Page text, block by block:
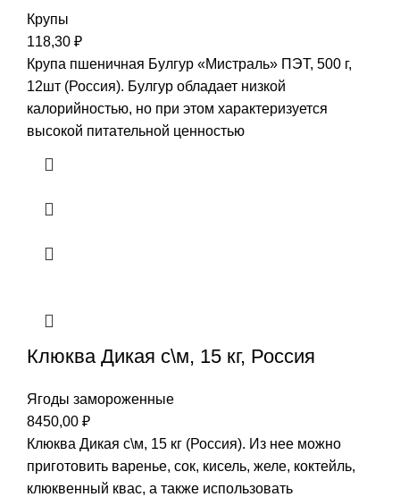
Крупы
118,30 ₽
Крупа пшеничная Булгур «Мистраль» ПЭТ, 500 г,
12шт (Россия). Булгур обладает низкой
калорийностью, но при этом характеризуется
высокой питательной ценностью
Клюква Дикая с\м, 15 кг, Россия
Ягоды замороженные
8450,00 ₽
Клюква Дикая с\м, 15 кг (Россия). Из нее можно
приготовить варенье, сок, кисель, желе, коктейль,
клюквенный квас, а также использовать